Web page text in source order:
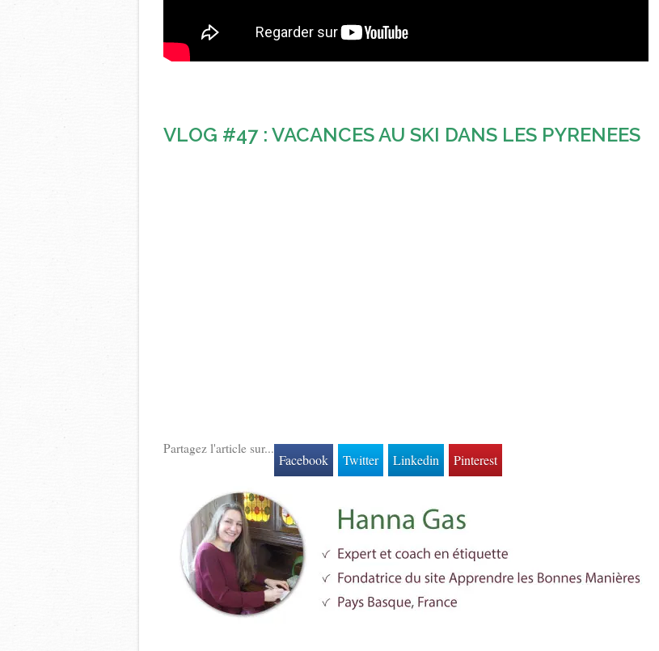
VLOG #47 : VACANCES AU SKI DANS LES PYRENEES
Partagez l'article sur...
Facebook Twitter Linkedin Pinterest